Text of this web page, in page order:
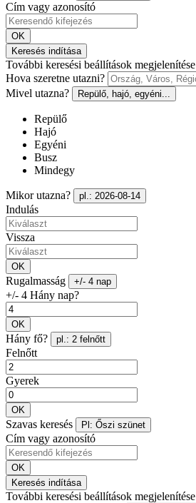
Cím vagy azonosító
OK
Keresés indítása
További keresési beállítások megjelenítése
Hova szeretne utazni?
Mivel utazna?
Repülő, hajó, egyéni...
Repülő
Hajó
Egyéni
Busz
Mindegy
Mikor utazna? pl.: 2026-08-14
Indulás
Vissza
OK
Rugalmasság +/- 4 nap
+/- 4 Hány nap?
OK
Hány fő? pl.: 2 felnőtt
Felnőtt
Gyerek
OK
Szavas keresés Pl: Őszi szünet
Cím vagy azonosító
OK
Keresés indítása
További keresési beállítások megjelenítése